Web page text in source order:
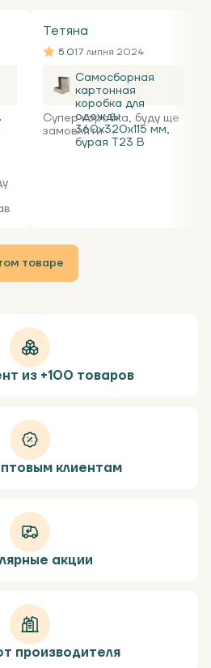
Тетяна
5.017 липня 2024
Самосборная
картонная
коробка для
одежды
360х320х115 мм,
бурая Т23 В
Супер коробка, буду ще
замовляти ...
товаре
из +100 товаров
клиентам
акции
производителя